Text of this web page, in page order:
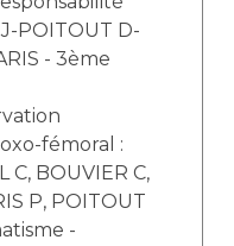
POITOUT D-
- 3ème
fémoral :
C, BOUVIER C,
-